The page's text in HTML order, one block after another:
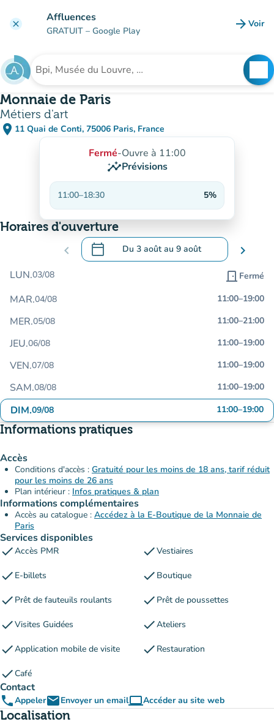
clear Affluences
GRATUIT – Google Play arrow_forward Voir
Rechercher un établissement
Monnaie de Paris
Métiers d'art
place 11 Quai de Conti, 75006 Paris, France
(ouvrir dans Google Maps)
(nouvel onglet)
Fermé-Ouvre à 11:00
insightsPrévisions
11:00–18:30 5%
Horaires d'ouverture
chevron_left calendar_today Du 3 aoûtau 9 août
.Ouvrir le calendrier pour changer de
chevron_right
LUN.03/08 door_front Fermé
MAR.04/08 11:00–19:00
MER.05/08 11:00–21:00
JEU.06/08 11:00–19:00
VEN.07/08 11:00–19:00
SAM.08/08 11:00–19:00
DIM.09/08 11:00–19:00
Informations pratiques
Accès
Conditions d'accès : Gratuité pour les moins de 18 ans, tarif réduit
pour les moins de 26 ans
Plan intérieur : Infos pratiques & plan
Informations complémentaires
Accès au catalogue : Accédez à la E-Boutique de la Monnaie de
Paris
Services disponibles
checkAccès PMR checkVestiaires
check E-billets check Boutique
check Prêt de fauteuils roulants check Prêt de poussettes
checkVisites Guidées checkAteliers
checkApplication mobile de visite check Restauration
checkCafé
Contact
phoneAppeleremailEnvoyer un emailcomputerAccéder au site web
(nouvel onglet)
Localisation